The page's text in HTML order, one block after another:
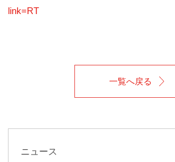
link=RT
一覧へ戻る
ニュース